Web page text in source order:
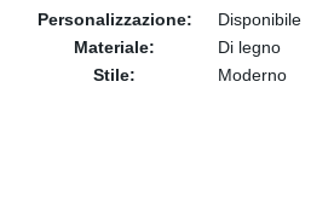
Personalizzazione:
Disponibile
Materiale:
Di legno
Stile:
Moderno